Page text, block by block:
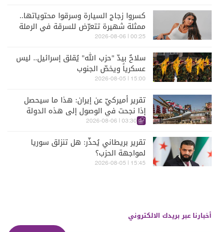
كسروا زجاج السيارة وسرقوا محتوياتها..
ممثلة شهيرة تتعرّض للسرقة في الرملة
البيضاء (فيديو)
00:25 | 2026-08-06
سلاحٌ بيدّ "حزب الله" يُقلق إسرائيل.. ليس
عسكرياً ويخصّ الجنوب
15:00 | 2026-08-05
تقرير أميركيّ عن إيران: هذا ما سيحصل
إذا نجحت في الوصول إلى هذه الدولة
الآسيويّة
03:30 | 2026-08-06
تقرير بريطاني يُحذّر: هل تنزلق سوريا
لمواجهة الحزب؟
15:45 | 2026-08-05
أخبارنا عبر بريدك الالكتروني